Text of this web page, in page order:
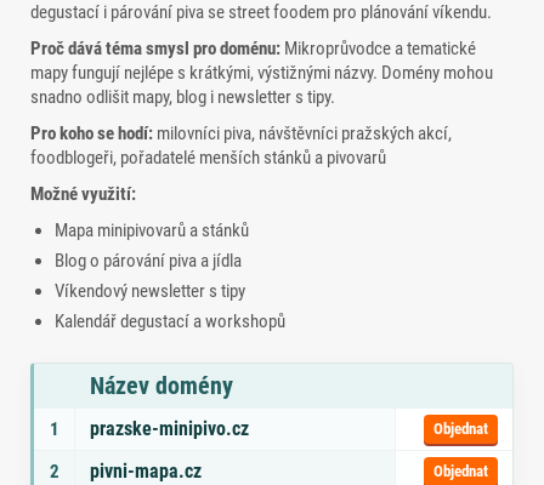
degustací i párování piva se street foodem pro plánování víkendu.
Proč dává téma smysl pro doménu: Mikroprůvodce a tematické
mapy fungují nejlépe s krátkými, výstižnými názvy. Domény mohou
snadno odlišit mapy, blog i newsletter s tipy.
Pro koho se hodí: milovníci piva, návštěvníci pražských akcí,
foodblogeři, pořadatelé menších stánků a pivovarů
Možné využití:
Mapa minipivovarů a stánků
Blog o párování piva a jídla
Víkendový newsletter s tipy
Kalendář degustací a workshopů
Seznam doporučených domén s tématy a odkazem na objednávku
Název domény
1 prazske-minipivo.cz Objednat
2 pivni-mapa.cz Objednat